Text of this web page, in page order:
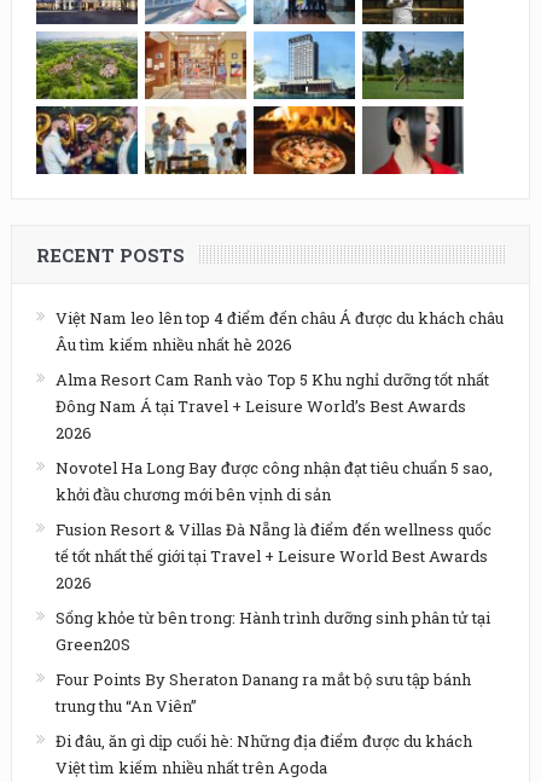
RECENT POSTS
Việt Nam leo lên top 4 điểm đến châu Á được du khách châu
Âu tìm kiếm nhiều nhất hè 2026
Alma Resort Cam Ranh vào Top 5 Khu nghỉ dưỡng tốt nhất
Đông Nam Á tại Travel + Leisure World’s Best Awards
2026
Novotel Ha Long Bay được công nhận đạt tiêu chuẩn 5 sao,
khởi đầu chương mới bên vịnh di sản
Fusion Resort & Villas Đà Nẵng là điểm đến wellness quốc
tế tốt nhất thế giới tại Travel + Leisure World Best Awards
2026
Sống khỏe từ bên trong: Hành trình dưỡng sinh phân tử tại
Green20S
Four Points By Sheraton Danang ra mắt bộ sưu tập bánh
trung thu “An Viên”
Đi đâu, ăn gì dịp cuối hè: Những địa điểm được du khách
Việt tìm kiếm nhiều nhất trên Agoda